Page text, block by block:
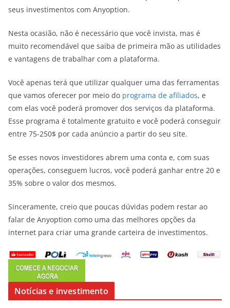
seus investimentos com Anyoption.
Nesta ocasião, não é necessário que você invista, mas é
muito recomendável que saiba de primeira mão as utilidades
e vantagens de trabalhar com a plataforma.
Você apenas terá que utilizar qualquer uma das ferramentas
que vamos oferecer por meio do programa de afiliados, e
com elas você poderá promover dos serviços da plataforma.
Esse programa é totalmente gratuito e você poderá conseguir
entre 75-250$ por cada anúncio a partir do seu site.
Se esses novos investidores abrem uma conta e, com suas
operações, conseguem lucros, você poderá ganhar entre 20 e
35% sobre o valor dos mesmos.
Sinceramente, creio que poucas dúvidas podem restar ao
falar de Anyoption como uma das melhores opções da
internet para criar uma grande carteira de investimentos.
Notícias e investimento